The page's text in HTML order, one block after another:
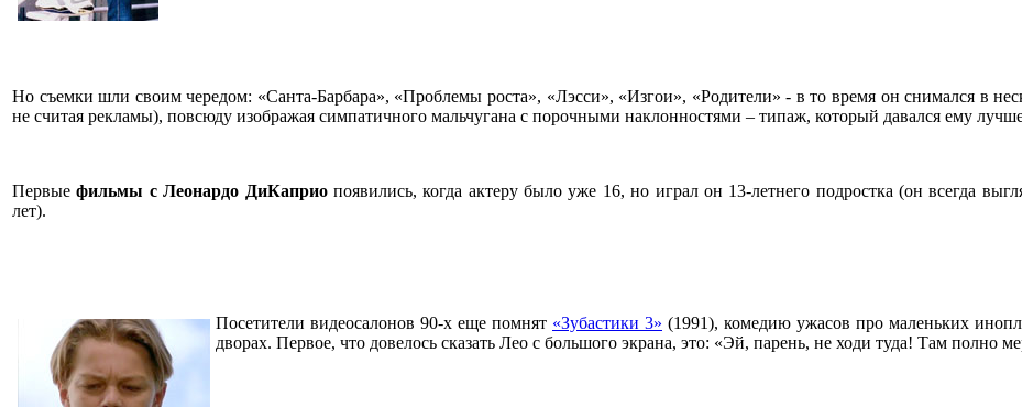
Но съемки шли своим чередом: «Санта-Барбара», «Проблемы роста», «Лэсси», «Изгои», «Родители» - в то время он снимался в
не считая рекламы), повсюду изображая симпатичного мальчугана с порочными наклонностями – типаж, который давался ему
Первые фильмы с Леонардо ДиКаприопоявились, когда актеру было уже 16, но играл он 13-летнего подростка (он всегда
лет).
Посетители видеосалонов 90-х еще помнят «Зубастики 3» (1991), комедию ужасов про маленьких
дворах. Первое, что довелось сказать Лео с большого экрана, это: «Эй, парень, не ходи туда! Там полно